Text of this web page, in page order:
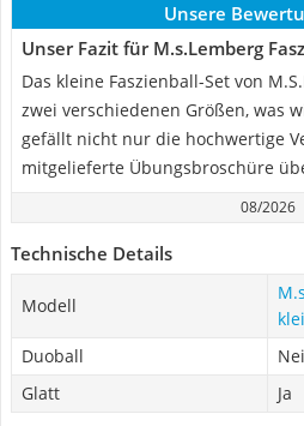
Unsere
Unser Fazit für M.s.Lemberg
Das kleine Faszienball-Set von
zwei verschiedenen Größen, was
gefällt nicht nur die hochwertige
mitgelieferte Übungsbroschüre
08/2026
Technische Details
Modell
Duoball
Glatt
Ja